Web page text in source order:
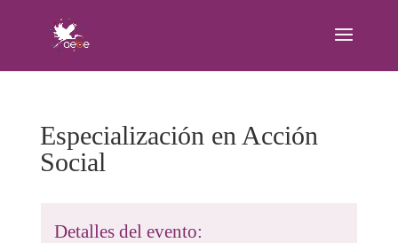
Especialización en Acción
Social
Detalles del evento: